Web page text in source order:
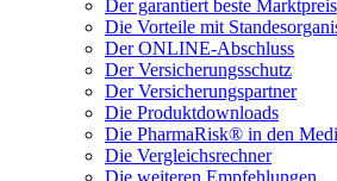
Der garantiert beste Marktpreis
Die Vorteile mit
Der ONLINE-Abschluss
Der Versicherungsschutz
Der Versicherungspartner
Die Produktdownloads
Die PharmaRisk® in den
Die Vergleichsrechner
Die weiteren Empfehlungen